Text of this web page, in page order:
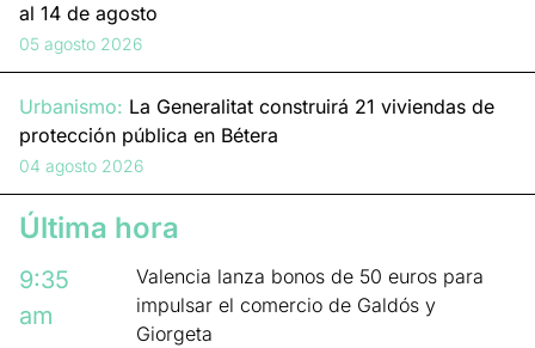
al 14 de agosto
05 agosto 2026
Urbanismo: La Generalitat construirá 21 viviendas de
protección pública en Bétera
04 agosto 2026
Última hora
9:35
am
Valencia lanza bonos de 50 euros para
impulsar el comercio de Galdós y
Giorgeta